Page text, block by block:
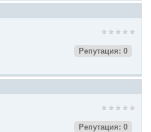
Репутация: 0
Репутация: 0